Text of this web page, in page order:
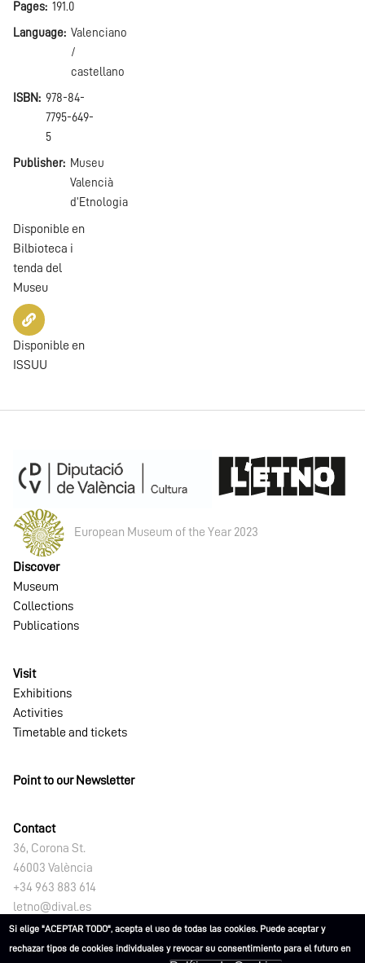
Pages 191.0
Language Valenciano
/
castellano
ISBN
978-84-
7795-649-
5
Publisher
Museu
Valencià
d'Etnologia
Disponible en
Bilbioteca i
tenda del
Museu
Disponible en
ISSUU
European Museum of the Year 2023
Discover
Museum
Collections
Publications
Visit
Exhibitions
Activities
Timetable and tickets
Point to our Newsletter
Contact
36, Corona St.
46003 València
+34 963 883 614
letno@dival.es
Si elige "ACEPTAR TODO", acepta el uso de todas las cookies. Puede aceptar y
rechazar tipos de cookies individuales y revocar su consentimiento para el futuro en